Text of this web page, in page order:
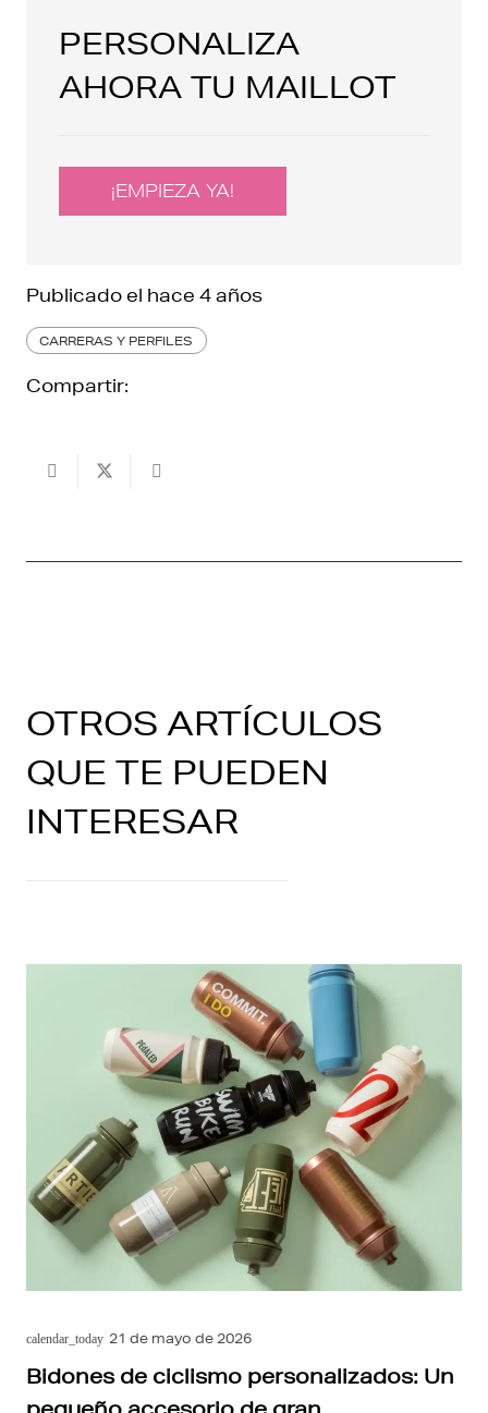
PERSONALIZA
AHORA TU MAILLOT
¡EMPIEZA YA!
Publicado el hace 4 años
CARRERAS Y PERFILES
Compartir:
OTROS ARTÍCULOS
QUE TE PUEDEN
INTERESAR
calendar_today 21 de mayo de 2026
Bidones de ciclismo personalizados: Un